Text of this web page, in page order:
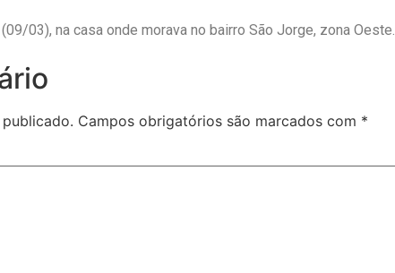
03), na casa onde morava no bairro São Jorge, zona Oeste.
Campos obrigatórios são marcados com *